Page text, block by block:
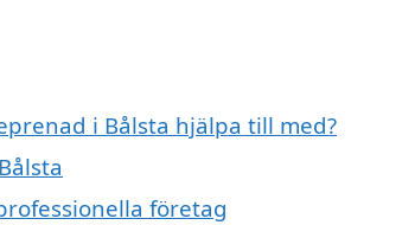
i Bålsta hjälpa till med?
företag